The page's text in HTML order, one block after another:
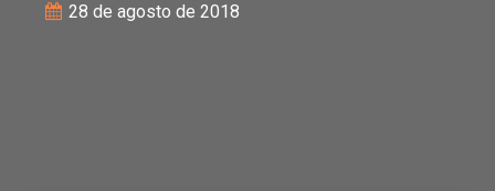
28 de agosto de 2018